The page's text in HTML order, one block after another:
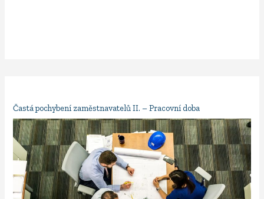
Častá pochybení zaměstnavatelů II. – Pracovní doba